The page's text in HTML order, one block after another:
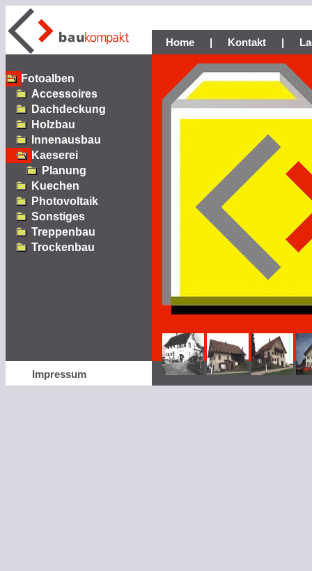
Home | Kontakt |
Fotoalben
Accessoires
Dachdeckung
Holzbau
Innenausbau
Kaeserei
Planung
Kuechen
Photovoltaik
Sonstiges
Treppenbau
Trockenbau
Impressum